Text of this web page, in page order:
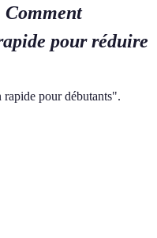
Comment
pour réduire
pour débutants".